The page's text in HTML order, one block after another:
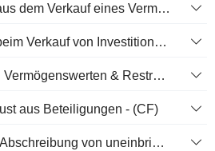
(Gewinn) Verlust aus dem Verkauf eines Vermögenswerts
(Gewinn) Verlust beim Verkauf von Investitionen - (CF)
Abschreibung von Vermögenswerten & Restrukturierungskosten
aus Beteiligungen - (CF)
Rückstellung und Abschreibung von uneinbringlichen Forderungen